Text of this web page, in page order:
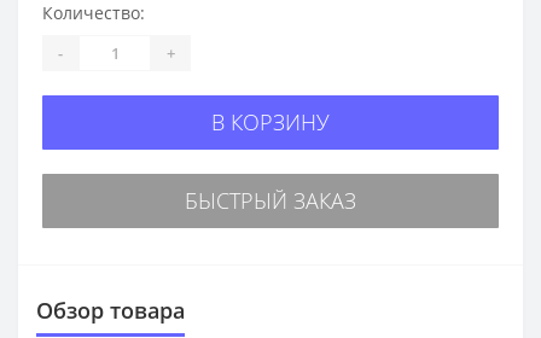
Количество:
- +
В КОРЗИНУ
БЫСТРЫЙ ЗАКАЗ
Обзор товара